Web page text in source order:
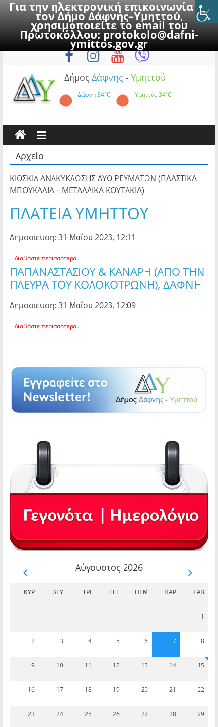
Για την ηλεκτρονική επικοινωνία με
τον Δήμο Δάφνης–Υμηττού,
χρησιμοποιείτε το email του
Πρωτοκόλλου:protokolo@dafni-
ymittos.gov.gr
to
Παρασκευή, 7 Αυγούστου 2026
Δήμος Δάφνης - Υμηττού
Δάφνη34°C Υμηττός34°C
Αρχείο
ΚΙΟΣΚΙΑ ΑΝΑΚΥΚΛΩΣΗΣ ΔΥΟ ΡΕΥΜΑΤΩΝ (ΠΛΑΣΤΙΚΑ
ΜΠΟΥΚΑΛΙΑ – ΜΕΤΑΛΛΙΚΑ ΚΟΥΤΑΚΙΑ)
ΠΛΑΤΕΙΑ ΥΜΗΤΤΟΥ
Δημοσίευση: 31 Μαΐου 2023, 12:11
Διαβάστε περισσότερα...
ΠΑΠΑΝΑΣΤΑΣΙΟΥ & ΚΑΝΑΡΗ (ΑΠΟ ΤΗΝ
ΠΛΕΥΡΑ ΤΟΥ ΚΟΛΟΚΟΤΡΩΝΗ), ΔΑΦΝΗ
Δημοσίευση: 31 Μαΐου 2023, 12:09
Διαβάστε περισσότερα...
Αύγουστος 2026
ΚΥΡ ΔΕΥ ΤΡΊ ΤΕΤ ΠΈΜ ΠΑΡ ΣΆΒ
1
2 3 4 5 6 7 8
9 10 11 12 13 14 15
16 17 18 19 20 21 22
23 24 25 26 27 28 29